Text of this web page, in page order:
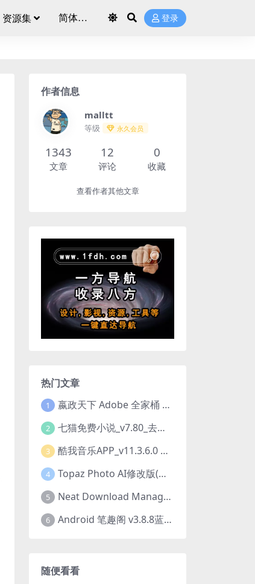
资源集 登录
作者信息
malltt
等级 永久会员
1343
文章
12
评论
0
收藏
查看作者其他文章
热门文章
1 嬴政天下 Adobe 全家桶 2020.2021.2022.2023.2024.2025大师版（2025年08月版 ）
2 七猫免费小说_v7.80_去除广告解锁VIP会员版
3 酷我音乐APP_v11.3.6.0 去广告修改豪华VIP版
4 Topaz Photo AI修改版(图片降噪软件) v4.0.3
5 Neat Download Manager 1.4.10中文版NDM下载器简称NDM
6 Android 笔趣阁 v3.8.8蓝色/1.0.6 /2.7.7去广告完美版
随便看看